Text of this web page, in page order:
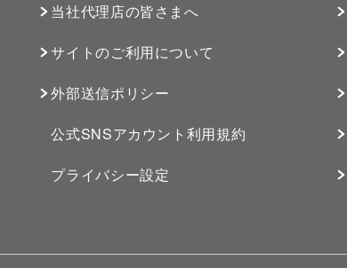
当社代理店の皆さまへ
サイトのご利用について
外部送信ポリシー
公式SNSアカウント利用規約
プライバシー設定